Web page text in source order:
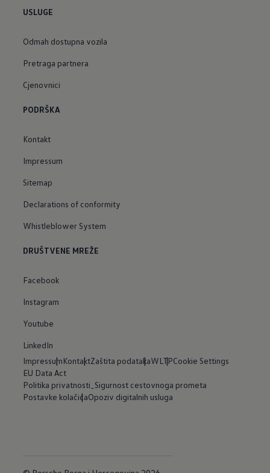
USLUGE
Odmah dostupna vozila
Pretraga partnera
Cjenovnici
PODRŠKA
Kontakt
Impressum
Sitemap
Declarations of conformity
Whistleblower System
DRUŠTVENE MREŽE
Facebook
Instagram
Youtube
LinkedIn
ImpressumKontaktZaštita podatakaWLTPCookie Settings
EU Data Act
Politika privatnosti_Sigurnost cestovnoga prometa
Postavke kolačićaOpoziv digitalnih usluga